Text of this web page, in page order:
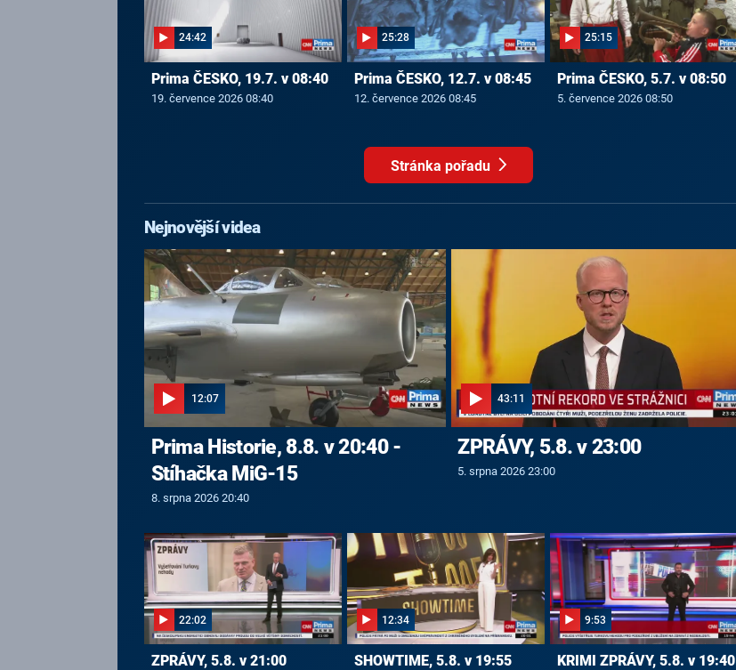
24:42
Prima ČESKO, 19.7. v 08:40
19. července 2026 08:40
25:28
Prima ČESKO, 12.7. v 08:45
12. července 2026 08:45
25:15
Prima ČESKO, 5.7. v 08:50
5. července 2026 08:50
Stránka pořadu
Nejnovější videa
12:07
Prima Historie, 8.8. v 20:40 -
Stíhačka MiG-15
8. srpna 2026 20:40
43:11
ZPRÁVY, 5.8. v 23:00
5. srpna 2026 23:00
22:02
ZPRÁVY, 5.8. v 21:00
12:34
SHOWTIME, 5.8. v 19:55
9:53
KRIMI ZPRÁVY, 5.8. v 19:40